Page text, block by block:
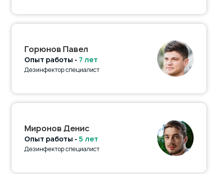
Горюнов Павел
Опыт работы - 7 лет
Дезинфектор специалист
Миронов Денис
Опыт работы - 5 лет
Дезинфектор специалист